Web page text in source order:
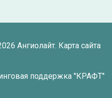
Ангиолайт. Карта сайта
поддержка " КРАФТ"